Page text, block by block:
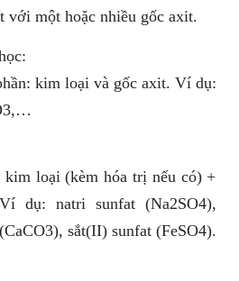
với một hoặc nhiều gốc axit.
kim loại và gốc axit. Ví dụ:
kim loại (kèm hóa trị nếu có) +
dụ: natri sunfat (Na2SO4),
sắt(II) sunfat (FeSO4).